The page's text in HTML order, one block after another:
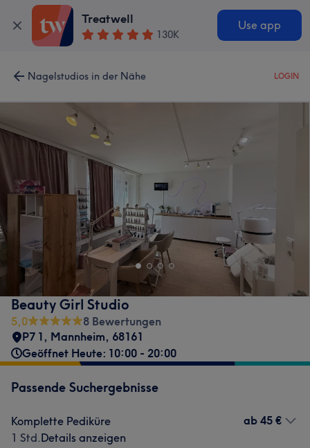
Treatwell
130K
Use app
Nagelstudios in der Nähe LOGIN
Beauty Girl Studio
5,0
8 Bewertungen
P7 1, Mannheim, 68161
Geöffnet Heute: 10:00 - 20:00
Passende Suchergebnisse
Komplette Pediküre
1 Std.Details anzeigen
ab 45 €